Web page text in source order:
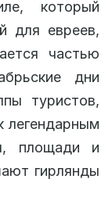
который
для евреев,
частью
дни
туристов,
легендарным
площади и
гирлянды